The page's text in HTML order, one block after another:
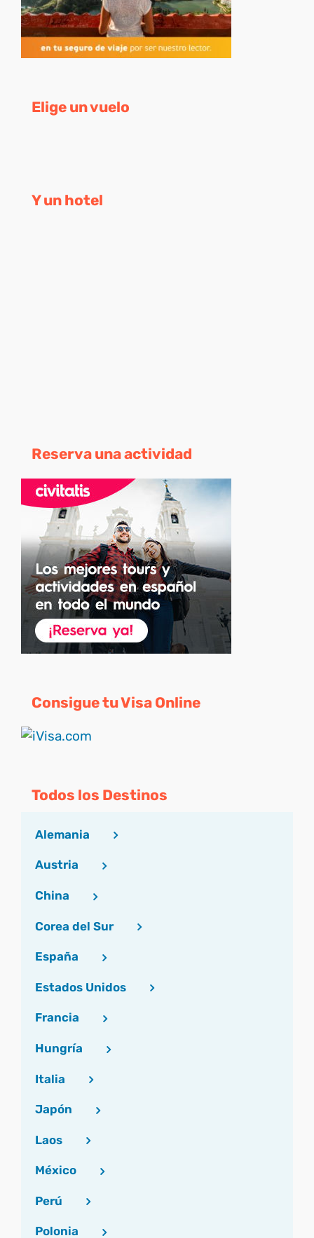
Elige un vuelo
Y un hotel
Reserva una actividad
Consigue tu Visa Online
Todos los Destinos
Alemania
Austria
China
Corea del Sur
España
Estados Unidos
Francia
Hungría
Italia
Japón
Laos
México
Perú
Polonia